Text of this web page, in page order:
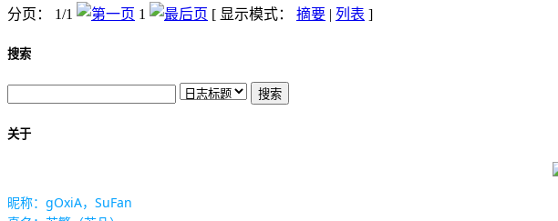
分页： 1/1
1 [ 显示模式： 摘要 | 列表 ]
搜索
关于
昵称：gOxiA，SuFan